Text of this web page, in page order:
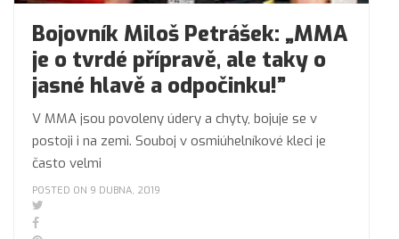
Bojovník Miloš Petrášek: „MMA
je o tvrdé přípravě, ale taky o
jasné hlavě a odpočinku!”
V MMA jsou povoleny údery a chyty, bojuje se v
postoji i na zemi. Souboj v osmiúhelníkové kleci je
často velmi
POSTED ON 9 DUBNA, 2019